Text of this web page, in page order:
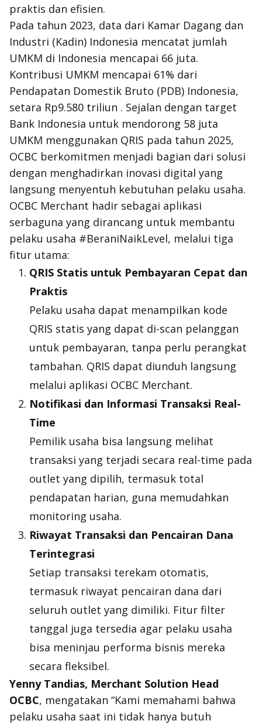
praktis dan efisien.
Pada tahun 2023, data dari Kamar Dagang dan
Industri (Kadin) Indonesia mencatat jumlah
UMKM di Indonesia mencapai 66 juta.
Kontribusi UMKM mencapai 61% dari
Pendapatan Domestik Bruto (PDB) Indonesia,
setara Rp9.580 triliun . Sejalan dengan target
Bank Indonesia untuk mendorong 58 juta
UMKM menggunakan QRIS pada tahun 2025,
OCBC berkomitmen menjadi bagian dari solusi
dengan menghadirkan inovasi digital yang
langsung menyentuh kebutuhan pelaku usaha.
OCBC Merchant hadir sebagai aplikasi
serbaguna yang dirancang untuk membantu
pelaku usaha #BeraniNaikLevel, melalui tiga
fitur utama:
QRIS Statis untuk Pembayaran Cepat dan
Praktis
Pelaku usaha dapat menampilkan kode
QRIS statis yang dapat di-scan pelanggan
untuk pembayaran, tanpa perlu perangkat
tambahan. QRIS dapat diunduh langsung
melalui aplikasi OCBC Merchant.
Notifikasi dan Informasi Transaksi Real-
Time
Pemilik usaha bisa langsung melihat
transaksi yang terjadi secara real-time pada
outlet yang dipilih, termasuk total
pendapatan harian, guna memudahkan
monitoring usaha.
Riwayat Transaksi dan Pencairan Dana
Terintegrasi
Setiap transaksi terekam otomatis,
termasuk riwayat pencairan dana dari
seluruh outlet yang dimiliki. Fitur filter
tanggal juga tersedia agar pelaku usaha
bisa meninjau performa bisnis mereka
secara fleksibel.
Yenny Tandias, Merchant Solution Head
OCBC, mengatakan “Kami memahami bahwa
pelaku usaha saat ini tidak hanya butuh